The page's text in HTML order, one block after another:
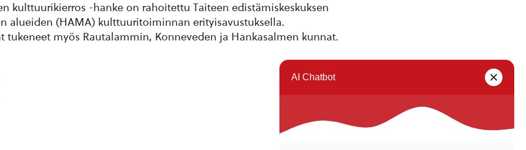
kulttuurikierros -hanke on rahoitettu Taiteen edistämiskeskuksen
alueiden (HAMA) kulttuuritoiminnan erityisavustuksella.
tukeneet myös Rautalammin, Konneveden ja Hankasalmen kunnat.